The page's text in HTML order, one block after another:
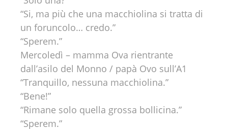
“Si, ma più che una macchiolina si tratta di
un foruncolo… credo.”
“Sperem.”
Mercoledì – mamma Ova rientrante
dall’asilo del Monno / papà Ovo sull’A1
“Tranquillo, nessuna macchiolina.”
“Bene!”
“Rimane solo quella grossa bollicina.”
“Sperem.”